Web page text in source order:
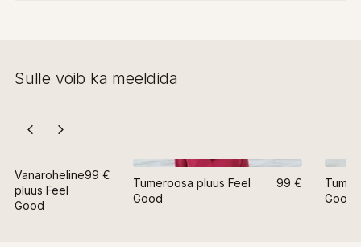
Sulle võib ka meeldida
Vanaroheline
pluus Feel
Good
99 €
Tumeroosa pluus Feel
Good
99 €
Good